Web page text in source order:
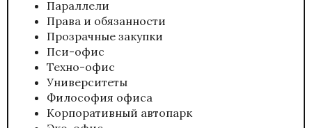
Параллели
Права и обязанности
Прозрачные закупки
Пси-офис
Техно-офис
Университеты
Философия офиса
Корпоративный автопарк